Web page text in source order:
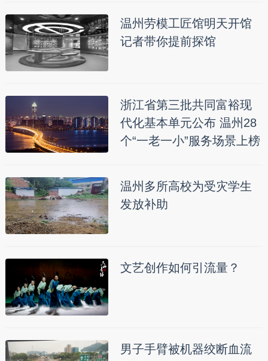
温州劳模工匠馆明天开馆
记者带你提前探馆
浙江省第三批共同富裕现
代化基本单元公布 温州28
个“一老一小”服务场景上榜
温州多所高校为受灾学生
发放补助
文艺创作如何引流量？
男子手臂被机器绞断血流